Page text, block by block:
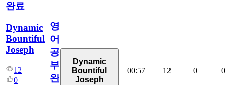
완료
Dynamic
Bountiful
Joseph
12
0
영
어
공
부
완
Dynamic
Bountiful
Joseph
00:57 12 0 0